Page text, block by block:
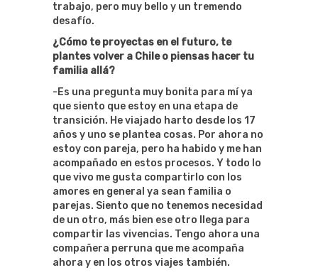
trabajo, pero muy bello y un tremendo
desafío.
¿Cómo te proyectas en el futuro, te
plantes volver a Chile o piensas hacer tu
familia allá?
-Es una pregunta muy bonita para mí ya
que siento que estoy en una etapa de
transición. He viajado harto desde los 17
años y uno se plantea cosas. Por ahora no
estoy con pareja, pero ha habido y me han
acompañado en estos procesos. Y todo lo
que vivo me gusta compartirlo con los
amores en general ya sean familia o
parejas. Siento que no tenemos necesidad
de un otro, más bien ese otro llega para
compartir las vivencias. Tengo ahora una
compañera perruna que me acompaña
ahora y en los otros viajes también.